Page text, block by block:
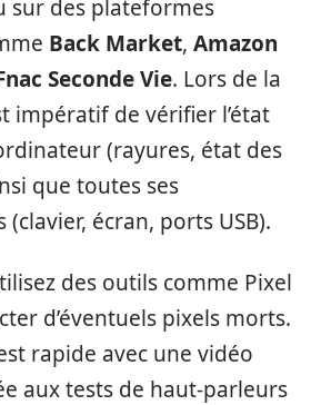
sur des plateformes
Back Market, Amazon
Seconde Vie. Lors de la
impératif de vérifier l’état
(rayures, état des
que toutes ses
écran, ports USB).
des outils comme Pixel
d’éventuels pixels morts.
rapide avec une vidéo
aux tests de haut-parleurs